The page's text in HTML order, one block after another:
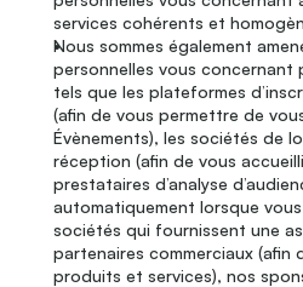
services cohérents et
Nous sommes également
personnelles vous concernant
tels que les plateformes
(afin de vous permettre de
Évènements), les sociétés de
réception (afin de vous
prestataires d’analyse
automatiquement lorsque
sociétés qui fournissent une
partenaires commerciaux (afin
produits et services), nos